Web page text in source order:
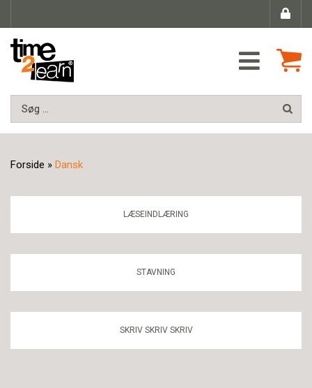
Forside » Dansk
LÆSEINDLÆRING
STAVNING
SKRIV SKRIV SKRIV